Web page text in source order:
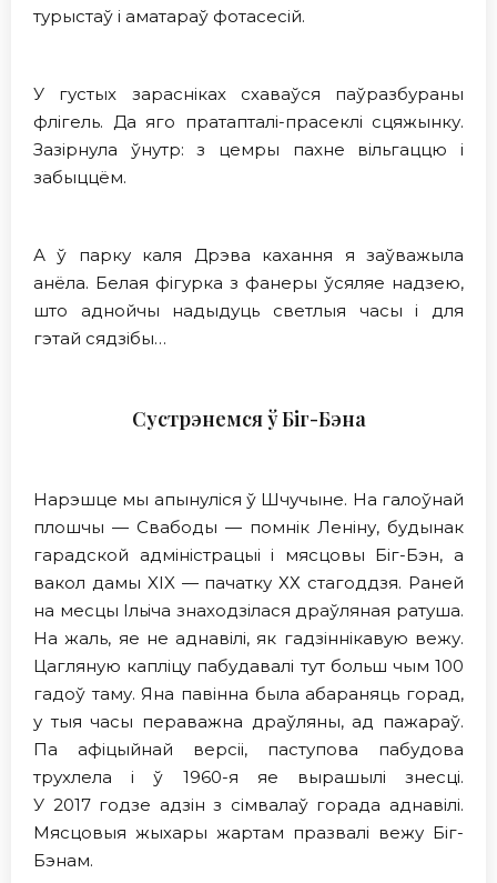
турыстаў і аматараў фотасесій.
У густых зарасніках схаваўся паўразбураны
флігель. Да яго пратапталі-прасеклі сцяжынку.
Зазірнула ўнутр: з цемры пахне вільгаццю і
забыццём.
А ў парку каля Дрэва кахання я заўважыла
анёла. Белая фігурка з фанеры ўсяляе надзею,
што аднойчы надыдуць светлыя часы i для
гэтай сядзібы…
Сустрэнемся ў Біг-Бэна
Нарэшце мы апынулiся ў Шчучыне. На галоўнай
плошчы — Свабоды — помнiк Леніну, будынак
гарадской адміністрацыі i мясцовы Біг-Бэн, а
вакол дамы XIX — пачатку ХХ стагоддзя. Раней
на месцы Ільіча знаходзілася драўляная ратуша.
На жаль, яе не аднавілі, як гадзіннікавую вежу.
Цагляную капліцу пабудавалі тут больш чым 100
гадоў таму. Яна павінна была абараняць горад,
у тыя часы пераважна драўляны, ад пажараў.
Па афіцыйнай версіі, паступова пабудова
трухлела і ў 1960-я яе вырашылi знесці.
У 2017 годзе адзін з сімвалаў горада аднавілі.
Мясцовыя жыхары жартам празвалi вежу Біг-
Бэнам.